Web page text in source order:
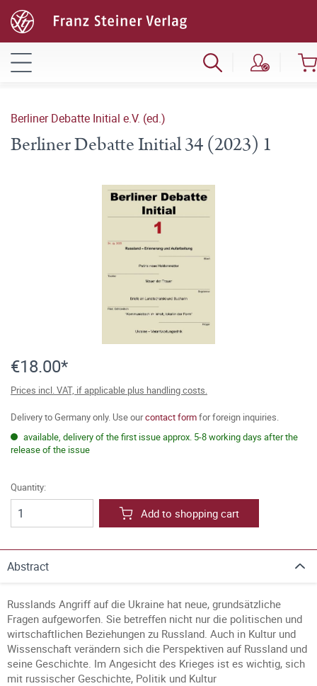
Berliner Debatte Initial e.V. (ed.)
Berliner Debatte Initial 34 (2023) 1
€18.00*
Prices incl. VAT, if applicable plus handling costs.
Delivery to Germany only. Use ourcontact formfor foreign inquiries.
available, delivery of the first issue approx. 5-8 working days after the
release of the issue
Quantity:
Add to shopping cart
Abstract
Russlands Angriff auf die Ukraine hat neue, grundsätzliche
Fragen aufgeworfen. Sie betreffen nicht nur die politischen und
wirtschaftlichen Beziehungen zu Russland. Auch in Kultur und
Wissenschaft verändern sich die Perspektiven auf Russland und
seine Geschichte. Im Angesicht des Krieges ist es wichtig, sich
mit russischer Geschichte, Politik und Kultur